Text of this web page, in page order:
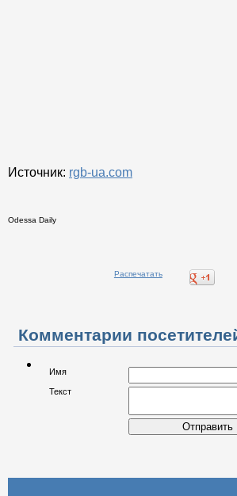
Источник: rgb-ua.com
Odessa Daily
Распечатать
Комментарии
Имя
Текст
Отправить